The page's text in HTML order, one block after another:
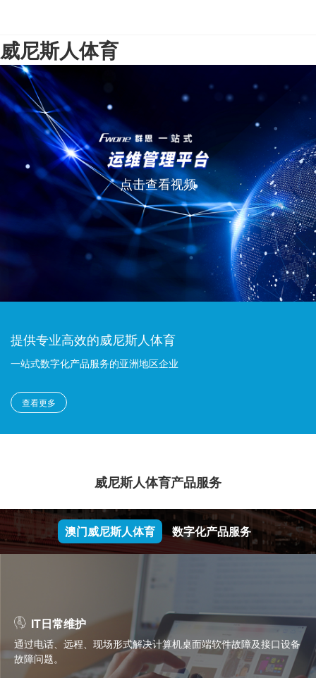
威尼斯人体育
点击查看视频
提供专业高效的威尼斯人体育
一站式数字化产品服务的亚洲地区企业
查看更多
威尼斯人体育产品服务
澳门威尼斯人体育 数字化产品服务
IT日常维护
通过电话、远程、现场形式解决计算机桌面端软件故障及接口设备
故障问题。